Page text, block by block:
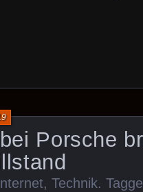
Porsche
, Technik.